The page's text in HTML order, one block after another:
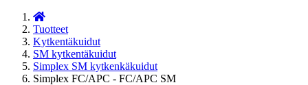
Tuotteet
Kytkentäkuidut
SM kytkentäkuidut
Simplex SM kytkenkäkuidut
Simplex FC/APC - FC/APC SM